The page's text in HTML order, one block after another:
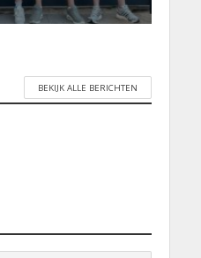
BEKIJK ALLE BERICHTEN